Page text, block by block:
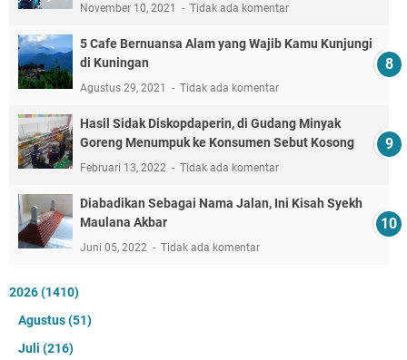
November 10, 2021 Tidak ada komentar
5 Cafe Bernuansa Alam yang Wajib Kamu Kunjungi
di Kuningan
Agustus 29, 2021 Tidak ada komentar
Hasil Sidak Diskopdaperin, di Gudang Minyak
Goreng Menumpuk ke Konsumen Sebut Kosong
Februari 13, 2022 Tidak ada komentar
Diabadikan Sebagai Nama Jalan, Ini Kisah Syekh
Maulana Akbar
Juni 05, 2022 Tidak ada komentar
2026(1410)
Agustus(51)
Juli (216)